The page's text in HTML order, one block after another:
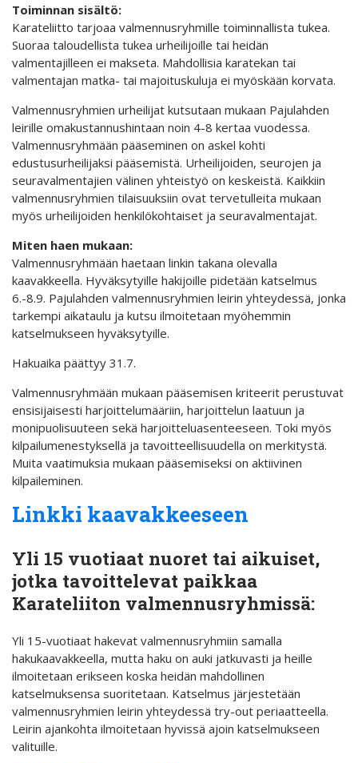
Toiminnan sisältö:
Karateliitto tarjoaa valmennusryhmille toiminnallista tukea.
Suoraa taloudellista tukea urheilijoille tai heidän
valmentajilleen ei makseta. Mahdollisia karatekan tai
valmentajan matka- tai majoituskuluja ei myöskään korvata.
Valmennusryhmien urheilijat kutsutaan mukaan Pajulahden
leirille omakustannushintaan noin 4-8 kertaa vuodessa.
Valmennusryhmään pääseminen on askel kohti
edustusurheilijaksi pääsemistä. Urheilijoiden, seurojen ja
seuravalmentajien välinen yhteistyö on keskeistä. Kaikkiin
valmennusryhmien tilaisuuksiin ovat tervetulleita mukaan
myös urheilijoiden henkilökohtaiset ja seuravalmentajat.
Miten haen mukaan:
Valmennusryhmään haetaan linkin takana olevalla
kaavakkeella. Hyväksytyille hakijoille pidetään katselmus
6.-8.9. Pajulahden valmennusryhmien leirin yhteydessä, jonka
tarkempi aikataulu ja kutsu ilmoitetaan myöhemmin
katselmukseen hyväksytyille.
Hakuaika päättyy 31.7.
Valmennusryhmään mukaan pääsemisen kriteerit perustuvat
ensisijaisesti harjoittelumääriin, harjoittelun laatuun ja
monipuolisuuteen sekä harjoitteluasenteeseen. Toki myös
kilpailumenestyksellä ja tavoitteellisuudella on merkitystä.
Muita vaatimuksia mukaan pääsemiseksi on aktiivinen
kilpaileminen.
Linkki kaavakkeeseen
Yli 15 vuotiaat nuoret tai aikuiset,
jotka tavoittelevat paikkaa
Karateliiton valmennusryhmissä:
Yli 15-vuotiaat hakevat valmennusryhmiin samalla
hakukaavakkeella, mutta haku on auki jatkuvasti ja heille
ilmoitetaan erikseen koska heidän mahdollinen
katselmuksensa suoritetaan. Katselmus järjestetään
valmennusryhmien leirin yhteydessä try-out periaatteella.
Leirin ajankohta ilmoitetaan hyvissä ajoin katselmukseen
valituille.